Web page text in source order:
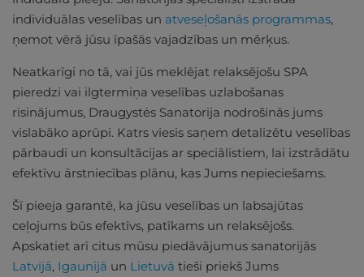
individuālas veselības un atveseļošanās programmas,
ņemot vērā jūsu īpašās vajadzības un mērķus.
Neatkarīgi no tā, vai jūs meklējat relaksējošu SPA
pieredzi vai ilgtermiņa veselības uzlabošanas
risinājumus, Draugystės Sanatorija nodrošinās jums
vislabāko aprūpi. Katrs viesis saņem detalizētu veselības
pārbaudi un konsultācijas ar speciālistiem, lai izstrādātu
efektīvu ārstniecības plānu, kas Jums nepieciešams.
Šī pieeja garantē, ka jūsu veselības un labsajūtas
ceļojums būs efektīvs, patīkams un relaksējošs.
Apskatiet arī citus mūsu piedāvājumus sanatorijās
Latvijā, Igaunijā un Lietuvā tieši priekš Jums